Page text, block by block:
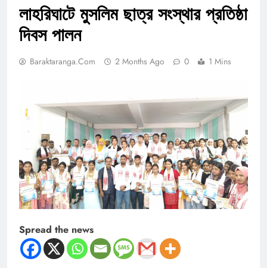
লাহরিঘাটে মুসলিম ছাত্র সংস্থার প্রতিষ্ঠা
দিবস পালন
Baraktaranga.com 2 Months Ago 0 1 Mins
Spread the news